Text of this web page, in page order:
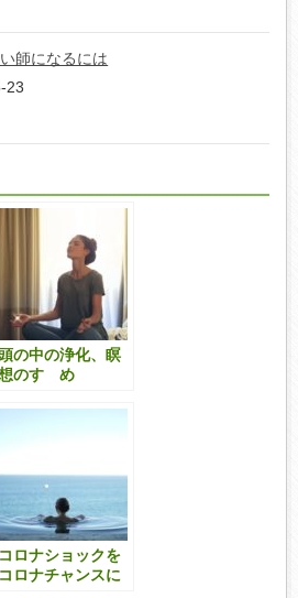
師になるには
23
の中の浄化、瞑
のすゝめ
コロナショックを
コロナチャンスに